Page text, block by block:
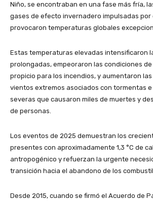
Niño, se encontraban en una fase más fría,
gases de efecto invernadero impulsadas por
provocaron temperaturas globales
Estas temperaturas elevadas intensificaron
prolongadas, empeoraron las condiciones de
propicio para los incendios, y aumentaron
vientos extremos asociados con tormentas
severas que causaron miles de muertes y
de personas.
Los eventos de 2025 demuestran los
presentes con aproximadamente 1,3 °C de
antropogénico y refuerzan la urgente
transición hacia el abandono de los
Desde 2015, cuando se firmó el Acuerdo de